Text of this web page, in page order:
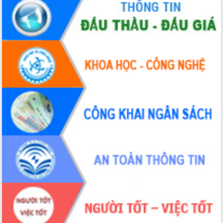
Tháo gỡ những vướng mắc, đẩy mạnh
công tác cải cách thủ tục hành chính
tại Trung tâm Phục vụ hành chính
công tỉnh
Đắk Lắk: Tôn vinh 46 giải pháp tại Hội
thi Sáng tạo Kỹ thuật 2024 - 2025
Đắk Lắk rà soát, điều chỉnh Đề án 190
về phát triển nuôi trồng thủy sản
Phó Chủ tịch UBND tỉnh Đắk Lắk
Trương Công Thái kiểm tra thực địa
Dự án cao tốc Khánh Hòa - Buôn Ma
Thuột
Định vị cà phê Việt Nam như một “di
sản sống” trong dòng chảy toàn cầu
Xây dựng nông thôn mới: Nâng cao đời
sống người dân từ những mô hình thiết
thực
Quyết liệt tháo gỡ vướng mắc, đẩy
nhanh tiến độ các dự án trọng điểm
trong Khu kinh tế Nam Phú Yên